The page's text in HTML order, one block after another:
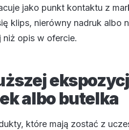
jako punkt kontaktu z
klips, nierówny nadruk albo
niż opis w ofercie.
albo butelka
które mają zostać z